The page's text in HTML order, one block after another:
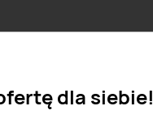
dla siebie!